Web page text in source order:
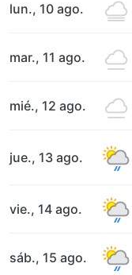
lun., 10 ago.
mar., 11 ago.
mié., 12 ago.
jue., 13 ago.
vie., 14 ago.
sáb., 15 ago.